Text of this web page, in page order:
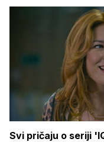
Svi pričaju o seriji